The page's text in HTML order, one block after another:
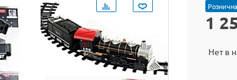
1
Нет в